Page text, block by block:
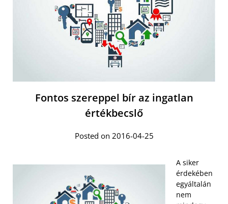
Fontos szereppel bír az ingatlan
értékbecslő
Posted on 2016-04-25
A siker
érdekében
egyáltalán
nem